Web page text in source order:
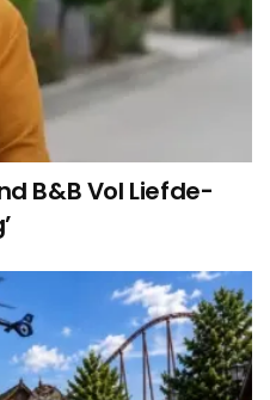
B&B Vol Liefde-